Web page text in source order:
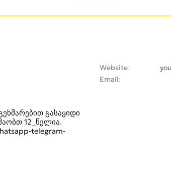
გასაყიდი
12_წელია.
telegram-
Website
Email